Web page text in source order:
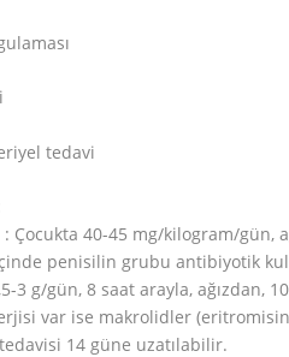
tedavi
Çocukta 40-45 mg/kilogram/gün,
penisilin grubu antibiyotik
3 g/gün, 8 saat arayla, ağızdan,
var ise makrolidler
14 güne uzatılabilir.